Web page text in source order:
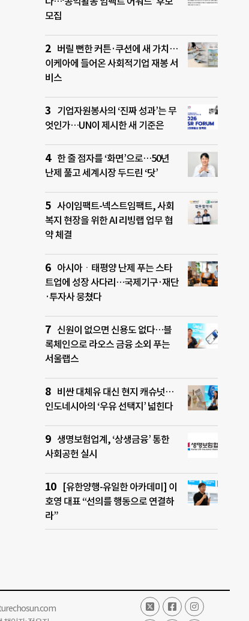
모집
버릴 뻔한 커튼·쿠션에 새 가치…
이케아에 들어온 사회적기업 재봉 서
비스
기업자원봉사의 ‘진짜 성과’는 무
엇인가…UN이 제시한 새 기준은
한 줄 점자를 ‘화면’으로…50년
난제 풀고 세계시장 두드린 ‘닷’
사이임팩트-넥스트임팩트, 사회
복지 현장을 위한 AI 리빙랩 업무 협
약 체결
아시아ㆍ태평양 난제 푸는 스타
트업에 성장 사다리…국제기구·재단
·투자사 뭉쳤다
신원이 없으면 신용도 없다…블
록체인으로 라오스 금융 소외 푸는
서울랩스
비싼 대체유 대신 현지 캐슈넛…
인도네시아의 ‘우유 선택지’ 넓힌다
생명보험업계, ‘상생금융’ 통한
사회공헌 실시
[유한양행-유일한 아카데미] 이
호영 대표 “선의를 행동으로 연결하
라”